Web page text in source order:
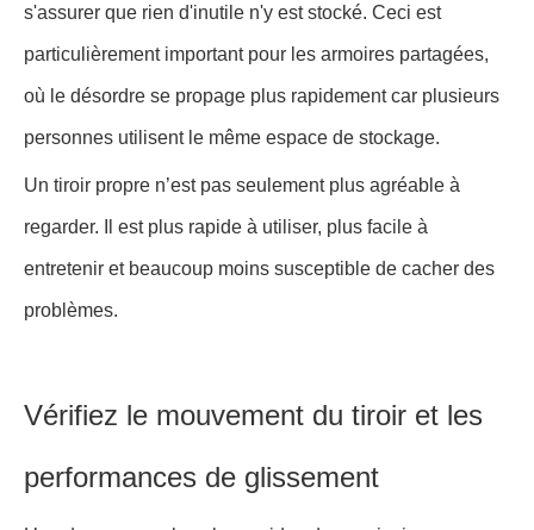
s'assurer que rien d'inutile n'y est stocké. Ceci est
particulièrement important pour les armoires partagées,
où le désordre se propage plus rapidement car plusieurs
personnes utilisent le même espace de stockage.
Un tiroir propre n’est pas seulement plus agréable à
regarder. Il est plus rapide à utiliser, plus facile à
entretenir et beaucoup moins susceptible de cacher des
problèmes.
Vérifiez le mouvement du tiroir et les
performances de glissement